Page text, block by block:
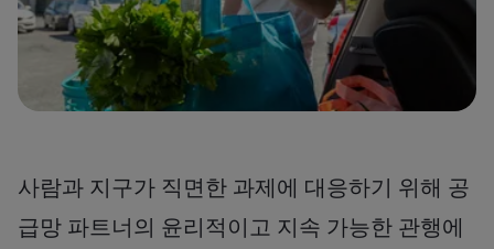
사람과 지구가 직면한 과제에 대응하기 위해 공
급망 파트너의 윤리적이고 지속 가능한 관행에